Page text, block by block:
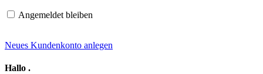
Angemeldet bleiben
Neues Kundenkonto anlegen
Hallo .